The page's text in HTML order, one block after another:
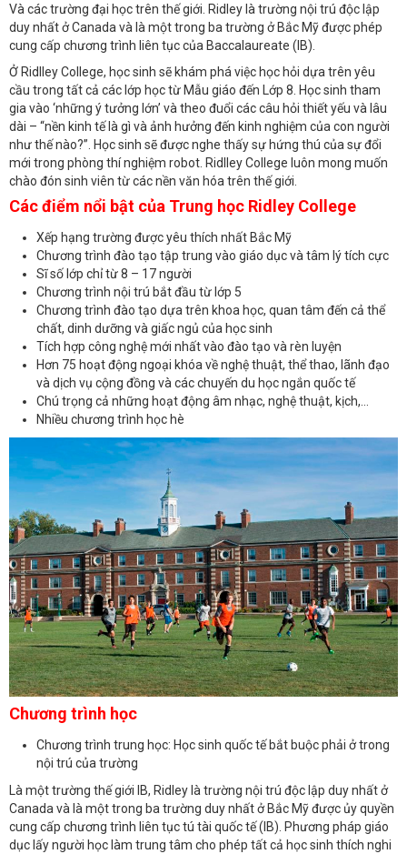
Và các trường đại học trên thế giới. Ridley là trường nội trú độc lập
duy nhất ở Canada và là một trong ba trường ở Bắc Mỹ được phép
cung cấp chương trình liên tục của Baccalaureate (IB).
Ở Ridlley College, học sinh sẽ khám phá việc học hỏi dựa trên yêu
cầu trong tất cả các lớp học từ Mẫu giáo đến Lớp 8. Học sinh tham
gia vào ‘những ý tưởng lớn’ và theo đuổi các câu hỏi thiết yếu và lâu
dài – “nền kinh tế là gì và ảnh hưởng đến kinh nghiệm của con người
như thế nào?”. Học sinh sẽ được nghe thấy sự hứng thú của sự đổi
mới trong phòng thí nghiệm robot. Ridlley College luôn mong muốn
chào đón sinh viên từ các nền văn hóa trên thế giới.
Các điểm nổi bật của Trung học Ridley College
Xếp hạng trường được yêu thích nhất Bắc Mỹ
Chương trình đào tạo tập trung vào giáo dục và tâm lý tích cực
Sĩ số lớp chỉ từ 8 – 17 người
Chương trình nội trú bắt đầu từ lớp 5
Chương trình đào tạo dựa trên khoa học, quan tâm đến cả thể
chất, dinh dưỡng và giấc ngủ của học sinh
Tích hợp công nghệ mới nhất vào đào tạo và rèn luyện
Hơn 75 hoạt động ngoại khóa về nghệ thuật, thể thao, lãnh đạo
và dịch vụ cộng đồng và các chuyến du học ngắn quốc tế
Chú trọng cả những hoạt động âm nhạc, nghệ thuật, kịch,…
Nhiều chương trình học hè
Chương trình học
Chương trình trung học: Học sinh quốc tế bắt buộc phải ở trong
nội trú của trường
Là một trường thế giới IB, Ridley là trường nội trú độc lập duy nhất ở
Canada và là một trong ba trường duy nhất ở Bắc Mỹ được ủy quyền
cung cấp chương trình liên tục tú tài quốc tế (IB). Phương pháp giáo
dục lấy người học làm trung tâm cho phép tất cả học sinh thích nghi